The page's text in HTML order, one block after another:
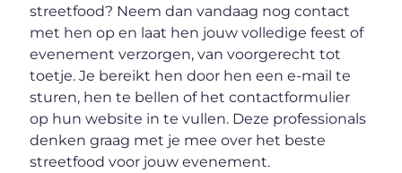
streetfood? Neem dan vandaag nog contact
met hen op en laat hen jouw volledige feest of
evenement verzorgen, van voorgerecht tot
toetje. Je bereikt hen door hen een e-mail te
sturen, hen te bellen of het contactformulier
op hun website in te vullen. Deze professionals
denken graag met je mee over het beste
streetfood voor jouw evenement.